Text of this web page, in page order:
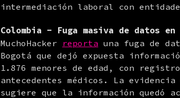
intermediación laboral con
Colombia - Fuga masiva de datos
MuchoHacker reporta una fuga de
Bogotá que dejó expuesta
1.876 menores de edad, con
antecedentes médicos. La
sugiere que la información quedó